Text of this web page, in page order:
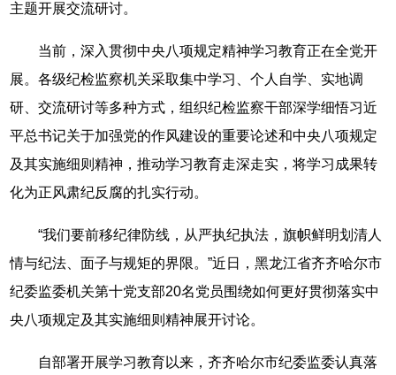
主题开展交流研讨。
当前，深入贯彻中央八项规定精神学习教育正在全党开
展。各级纪检监察机关采取集中学习、个人自学、实地调
研、交流研讨等多种方式，组织纪检监察干部深学细悟习近
平总书记关于加强党的作风建设的重要论述和中央八项规定
及其实施细则精神，推动学习教育走深走实，将学习成果转
化为正风肃纪反腐的扎实行动。
“我们要前移纪律防线，从严执纪执法，旗帜鲜明划清人
情与纪法、面子与规矩的界限。”近日，黑龙江省齐齐哈尔市
纪委监委机关第十党支部20名党员围绕如何更好贯彻落实中
央八项规定及其实施细则精神展开讨论。
自部署开展学习教育以来，齐齐哈尔市纪委监委认真落